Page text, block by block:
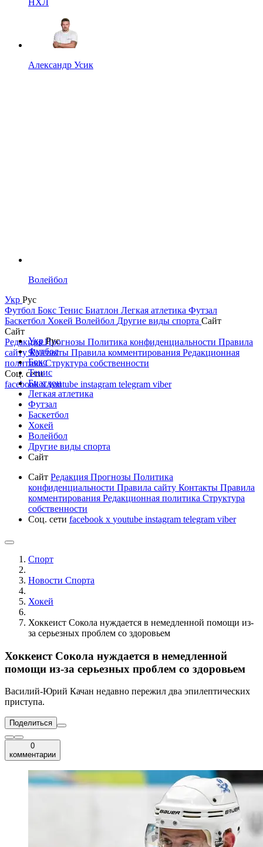
НХЛ
Александр Усик
Волейбол
Укр Рус
Футбол Бокс Тенис Биатлон Легкая атлетика Футзал
Баскетбол Хокей Волейбол Другие виды спорта Сайт
Сайт
РедакцияПрогнозы Политика конфиденциальности Правила
сайтуКонтакты Правила комментирования Редакционная
политикаСтруктура собственности
Соц. сети
facebookxyoutube instagram telegram viber
УкрРус
Футбол
Бокс
Тенис
Биатлон
Легкая атлетика
Футзал
Баскетбол
Хокей
Волейбол
Другие виды спорта
Сайт
Сайт Редакция Прогнозы Политика
конфиденциальности Правила сайту Контакты Правила
комментирования Редакционная политика Структура
собственности
Соц. сети facebook x youtube instagram telegram viber
Спорт
Новости Cпорта
Хокей
Хоккеист Сокола нуждается в немедленной помощи из-
за серьезных проблем со здоровьем
Хоккеист Сокола нуждается в немедленной
помощи из-за серьезных проблем со здоровьем
Василий-Юрий Качан недавно пережил два эпилептических
приступа.
Поделиться
0
комментарии